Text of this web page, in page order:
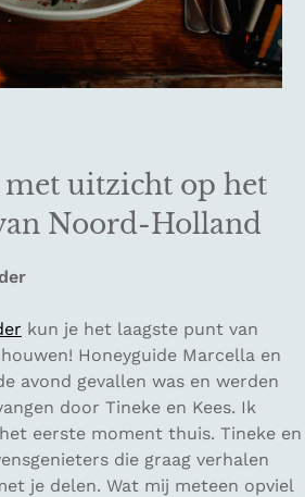
uitzicht op het
Noord-Holland
kun je het laagste punt van
Honeyguide Marcella en
avond gevallen was en werden
door Tineke en Kees. Ik
eerste moment thuis. Tineke en
die graag verhalen
je delen. Wat mij meteen opviel